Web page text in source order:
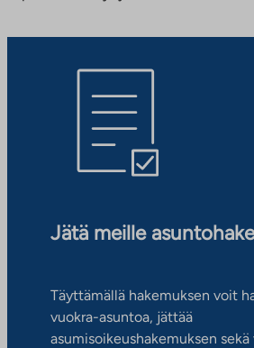
Jätä meille
Täyttämällä hakemuksen voit
vuokra-asuntoa, jättää
asumisoikeushakemuksen sekä